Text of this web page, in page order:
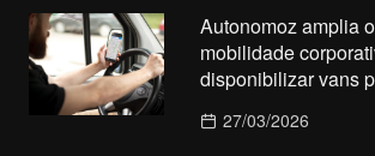
Autonomoz amplia
mobilidade
disponibilizar vans
27/03/2026